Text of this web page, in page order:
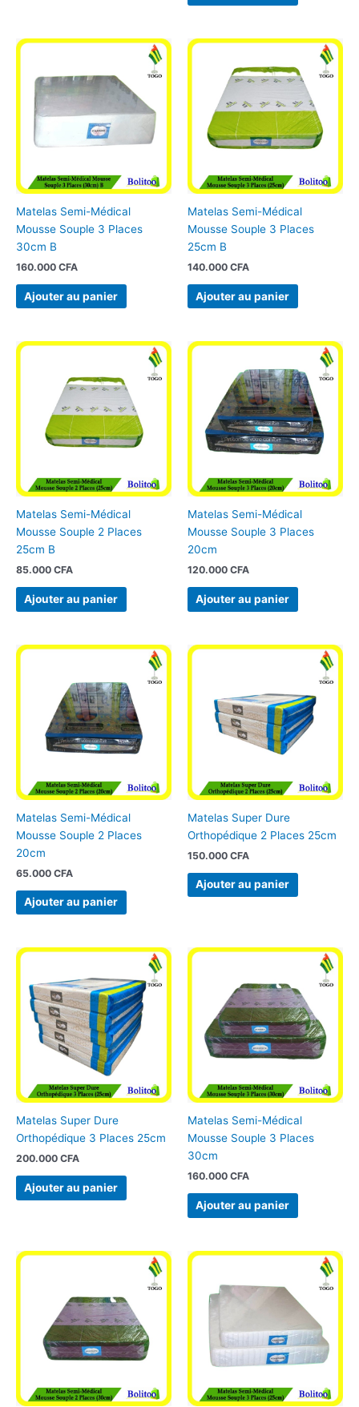
Matelas Semi-Médical
Mousse Souple 3 Places
30cm B
160.000 CFA
Ajouter au panier
Matelas Semi-Médical
Mousse Souple 3 Places
25cm B
140.000 CFA
Ajouter au panier
Matelas Semi-Médical
Mousse Souple 2 Places
25cm B
85.000 CFA
Ajouter au panier
Matelas Semi-Médical
Mousse Souple 3 Places
20cm
120.000 CFA
Ajouter au panier
Matelas Semi-Médical
Mousse Souple 2 Places
20cm
65.000 CFA
Ajouter au panier
Matelas Super Dure
Orthopédique 2 Places 25cm
150.000 CFA
Ajouter au panier
Matelas Super Dure
Orthopédique 3 Places 25cm
200.000 CFA
Ajouter au panier
Matelas Semi-Médical
Mousse Souple 3 Places
30cm
160.000 CFA
Ajouter au panier